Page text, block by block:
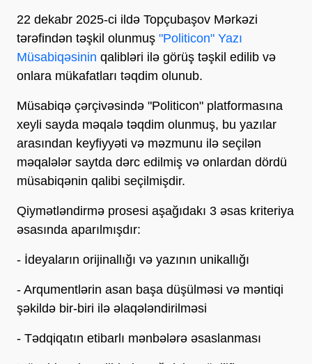
22 dekabr 2025-ci ildə Topçubaşov Mərkəzi
tərəfindən təşkil olunmuş "Politicon" Yazı
Müsabiqəsinin qalibləri ilə görüş təşkil edilib və
onlara mükafatları təqdim olunub.
Müsabiqə çərçivəsində "Politicon" platformasına
xeyli sayda məqalə təqdim olunmuş, bu yazılar
arasından keyfiyyəti və məzmunu ilə seçilən
məqalələr saytda dərc edilmiş və onlardan dördü
müsabiqənin qalibi seçilmişdir.
Qiymətləndirmə prosesi aşağıdakı 3 əsas kriteriya
əsasında aparılmışdır:
- İdeyaların orijinallığı və yazının unikallığı
- Arqumentlərin asan başa düşülməsi və məntiqi
şəkildə bir-biri ilə əlaqələndirilməsi
- Tədqiqatın etibarlı mənbələrə əsaslanması